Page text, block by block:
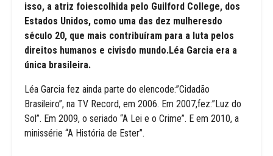
isso, a atriz foiescolhida pelo Guilford College, dos
Estados Unidos, como uma das dez mulheresdo
século 20, que mais contribuíram para a luta pelos
direitos humanos e civisdo mundo.Léa Garcia era a
única brasileira.
Léa Garcia fez ainda parte do elencode:”Cidadão
Brasileiro”, na TV Record, em 2006. Em 2007,fez:”Luz do
Sol”. Em 2009, o seriado “A Lei e o Crime”. E em 2010, a
minissérie “A História de Ester”.